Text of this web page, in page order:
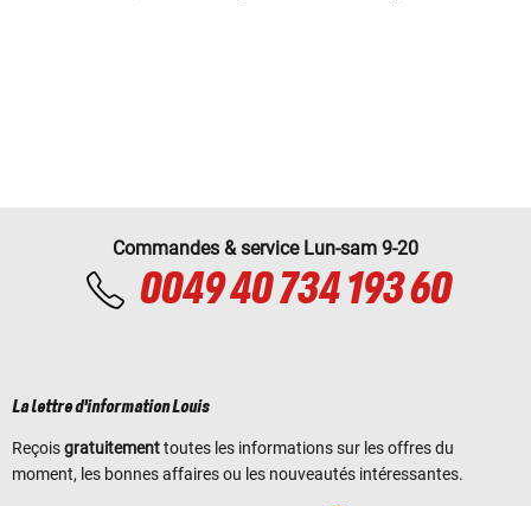
Commandes & service Lun-sam 9-20
0049 40 734 193 60
La lettre d'information Louis
Reçoisgratuitementtoutes les informations sur les offres du
moment, les bonnes affaires ou les nouveautés intéressantes.